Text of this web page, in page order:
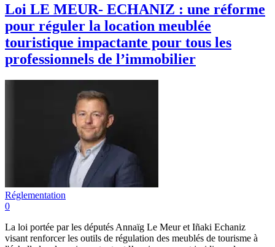
Loi LE MEUR- ECHANIZ : une réforme
pour réguler la location meublée
touristique impactante pour tous les
professionnels de l’immobilier
Réglementation
0
La loi portée par les députés Annaïg Le Meur et Iñaki Echaniz
visant renforcer les outils de régulation des meublés de tourisme à